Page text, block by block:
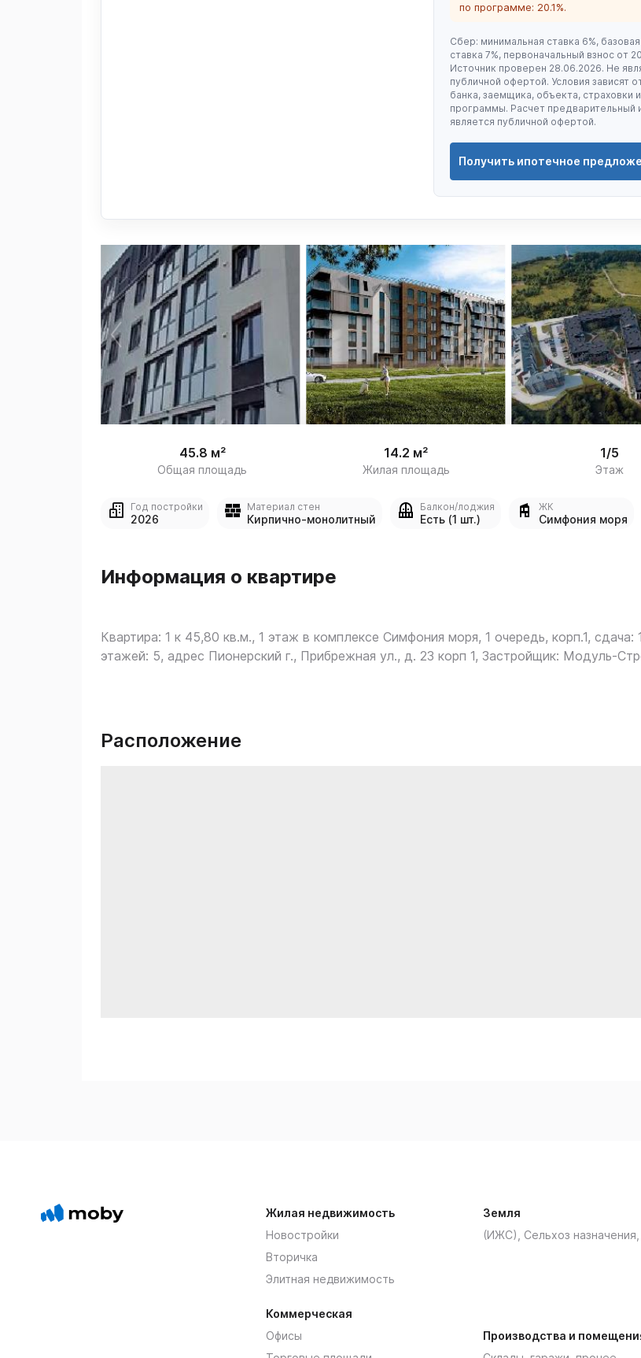
по программе: 20.1%.
Сбер: минимальная ставка 6%, базовая
ставка 7%, первоначальный взнос от
Источник проверен 28.06.2026. Не
публичной офертой. Условия зависят
банка, заемщика, объекта, страховки и
программы. Расчет предварительный
является публичной офертой.
Получить ипотечное
1
/
8
45.8 м²
Общая площадь
14.2 м²
Жилая площадь
1/5
Этаж
Год постройки
2026
Материал стен
Кирпично-монолитный
Балкон/лоджия
Есть (1 шт.)
ЖК
Симфония моря
Информация о квартире
Квартира: 1 к 45,80 кв.м., 1 этаж в комплексе Симфония моря, 1 очередь, корп.1, сдача:
этажей: 5, адрес Пионерский г., Прибрежная ул., д. 23 корп 1, Застройщик: Модуль-
Расположение
Жилая недвижимость
Новостройки
Вторичка
Элитная недвижимость
Коммерческая
Офисы
Земля
(ИЖС), Сельхоз
Производства и